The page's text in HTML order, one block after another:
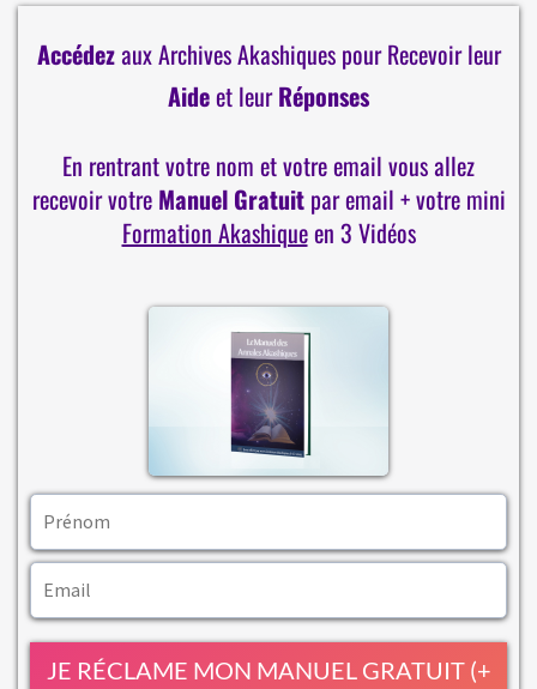
Accédezaux Archives Akashiques pour Recevoir leur
Aideet leurRéponses
En rentrant votre nom et votre email vous allez
recevoir votre Manuel Gratuitpar email + votre mini
Formation Akashiqueen 3 Vidéos
JE RÉCLAME MON MANUEL GRATUIT (+